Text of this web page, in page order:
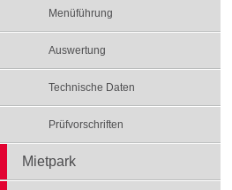
Menüführung
Auswertung
Technische Daten
Prüfvorschriften
Mietpark